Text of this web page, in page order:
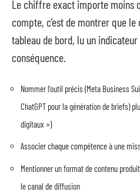
Le chiffre exact importe moins
compte, c’est de montrer que
tableau de bord, lu un
conséquence.
Nommer l’outil précis (Meta Business
ChatGPT pour la génération de briefs)
digitaux »)
Associer chaque compétence à une
Mentionner un format de contenu
le canal de diffusion